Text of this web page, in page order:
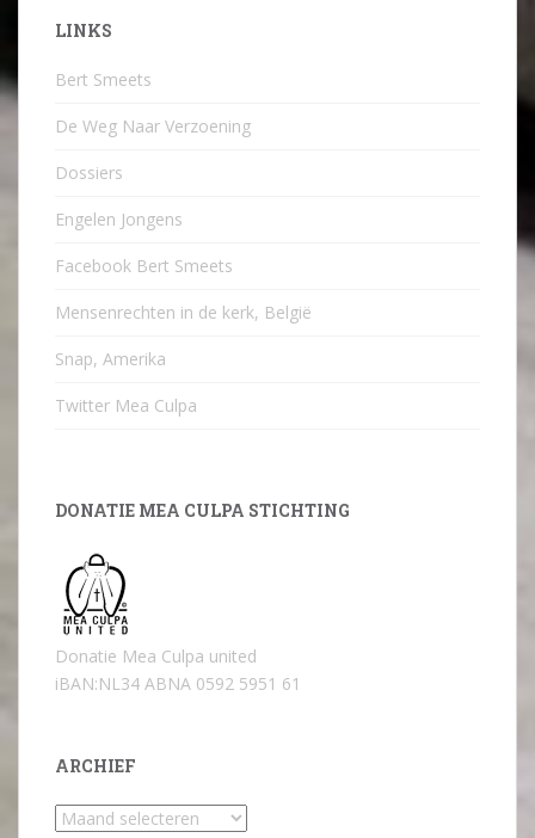
LINKS
Bert Smeets
De Weg Naar Verzoening
Dossiers
Engelen Jongens
Facebook Bert Smeets
Mensenrechten in de kerk, België
Snap, Amerika
Twitter Mea Culpa
DONATIE MEA CULPA STICHTING
Donatie Mea Culpa united
iBAN:NL34 ABNA 0592 5951 61
ARCHIEF
Archief